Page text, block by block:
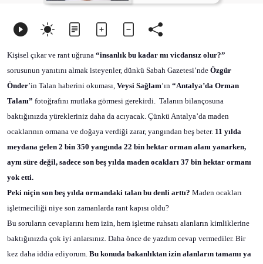
Kişisel çıkar ve rant uğruna “insanlık bu kadar mı vicdansız olur?”
sorusunun yanıtını almak isteyenler, dünkü Sabah Gazetesi’nde Özgür
Önder’in Talan haberini okuması, Veysi Sağlam’ın “Antalya’da Orman
Talanı” fotoğrafını mutlaka görmesi gerekirdi. Talanın bilançosuna
baktığınızda yürekleriniz daha da acıyacak. Çünkü Antalya’da maden
ocaklarının ormana ve doğaya verdiği zarar, yangından beş beter. 11 yılda
meydana gelen 2 bin 350 yangında 22 bin hektar orman alanı yanarken,
aynı süre değil, sadece son beş yılda maden ocakları 37 bin hektar ormanı
yok etti.
Peki niçin son beş yılda ormandaki talan bu denli arttı? Maden ocakları
işletmeciliği niye son zamanlarda rant kapısı oldu?
Bu soruların cevaplarını hem izin, hem işletme ruhsatı alanların kimliklerine
baktığınızda çok iyi anlarsınız. Daha önce de yazdım cevap vermediler. Bir
kez daha iddia ediyorum. Bu konuda bakanlıktan izin alanların tamamı ya